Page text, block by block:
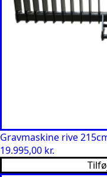
Gravmaskine rive
19.995,00 kr.